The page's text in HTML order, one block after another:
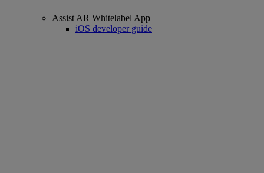
Assist AR Whitelabel App
iOS developer guide